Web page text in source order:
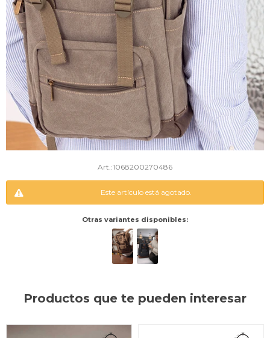
1068200270486
Este artículo está agotado.
Otras variantes disponibles:
Productos que te pueden interesar